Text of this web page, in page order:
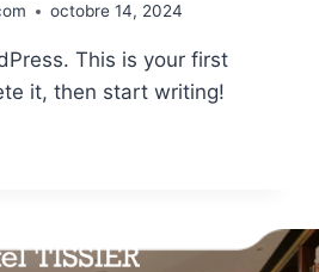
octobre 14, 2024
This is your first
it, then start writing!